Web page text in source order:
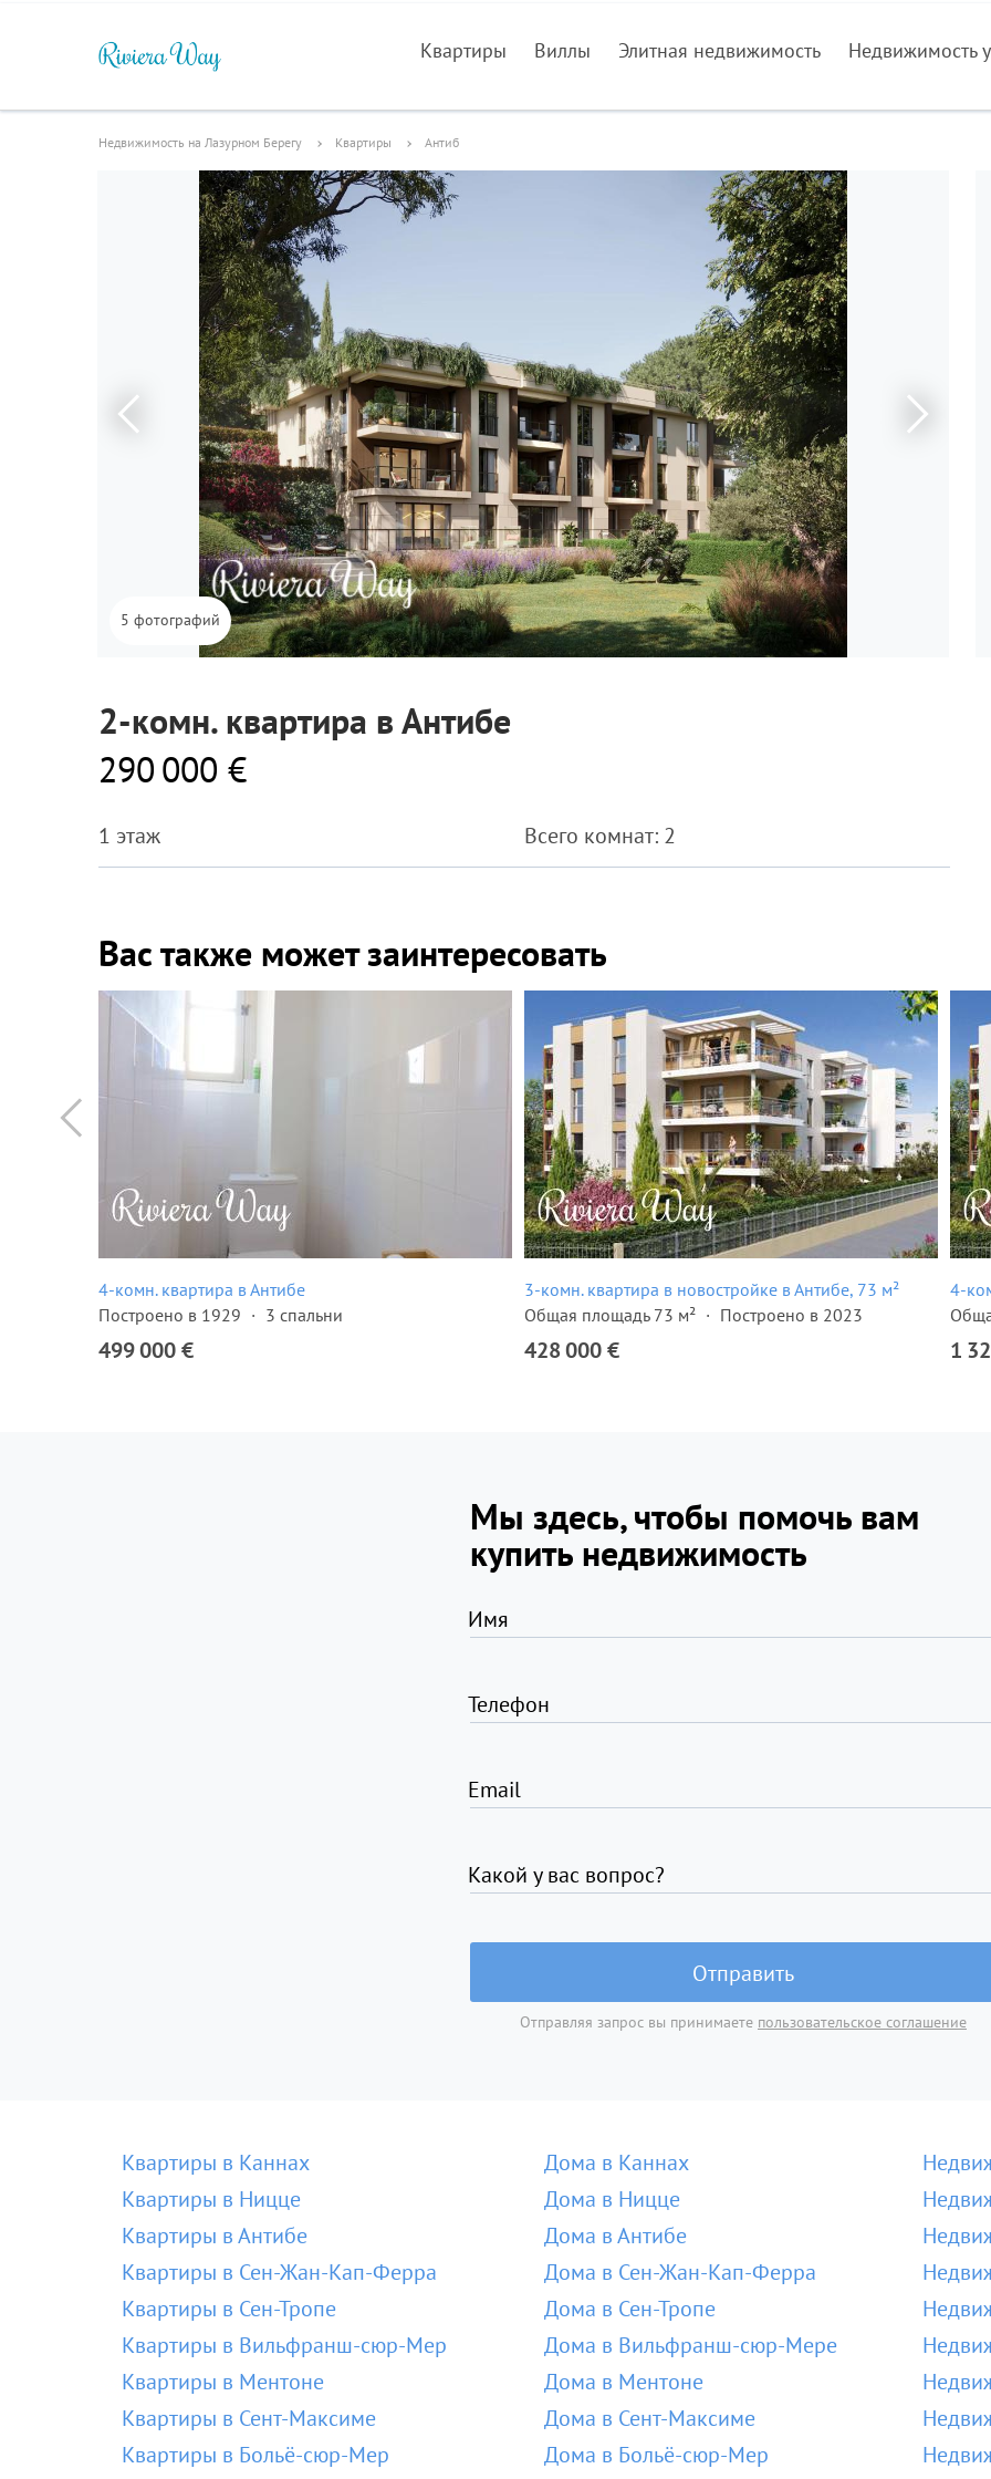
Квартиры Виллы Элитная недвижимость Недвижимость
Недвижимость на Лазурном Берегу Квартиры Антиб
5 фотографий
2-комн. квартира в Антибе
290 000 €
1 этаж Всего комнат: 2
Вас также может заинтересовать
4-комн. квартира в Антибе
Построено в 1929
3 спальни
499 000 €
3-комн. квартира в новостройке в Антибе, 73 м²
Общая площадь 73 м²
Построено в 2023
428 000 €
4-
1
Мы здесь, чтобы помочь вам
купить недвижимость
Имя
Телефон
Email
Какой у вас вопрос?
Отправить
Отправляя запрос вы принимаете пользовательское соглашение
Квартиры в Каннах
Квартиры в Ницце
Квартиры в Антибе
Квартиры в Сен-Жан-Кап-Ферра
Квартиры в Сен-Тропе
Квартиры в Вильфранш-сюр-Мер
Квартиры в Ментоне
Квартиры в Сент-Максиме
Квартиры в Больё-сюр-Мер
Дома в Каннах
Дома в Ницце
Дома в Антибе
Дома в Сен-Жан-Кап-Ферра
Дома в Сен-Тропе
Дома в Вильфранш-сюр-Мере
Дома в Ментоне
Дома в Сент-Максиме
Дома в Больё-сюр-Мер